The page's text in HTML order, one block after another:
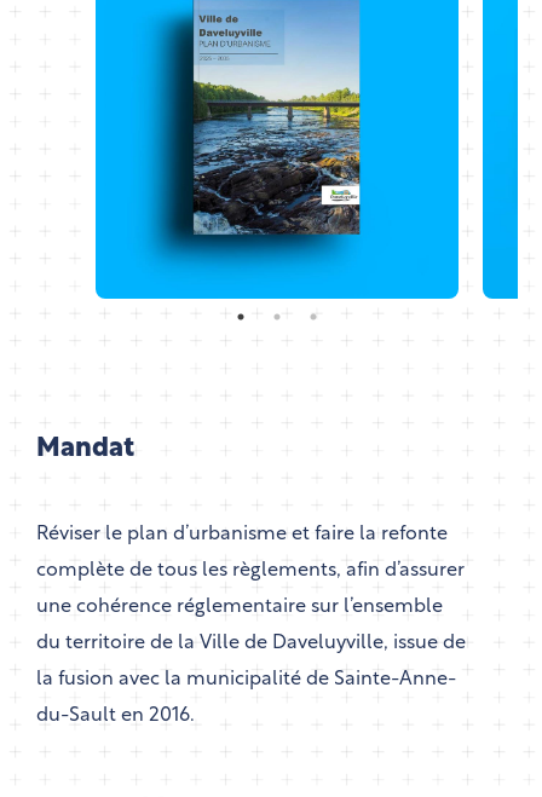
Mandat
Réviser le plan d’urbanisme et faire la refonte
complète de tous les règlements, afin d’assurer
une cohérence réglementaire sur l’ensemble
du territoire de la Ville de Daveluyville, issue de
la fusion avec la municipalité de Sainte-Anne-
du-Sault en 2016.